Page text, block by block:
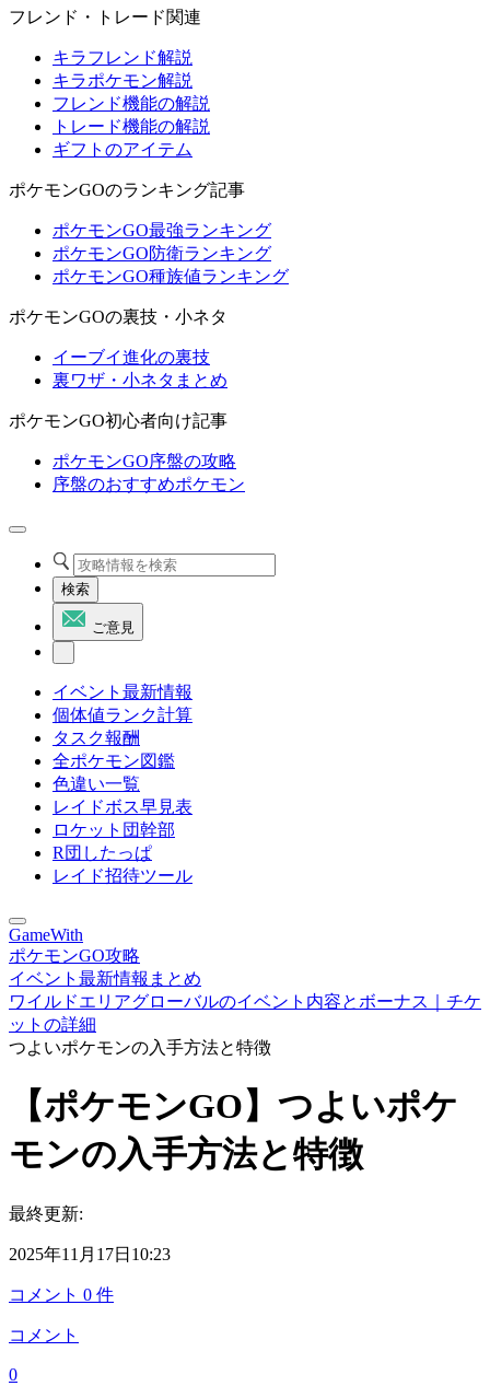
フレンド・トレード関連
キラフレンド解説
キラポケモン解説
フレンド機能の解説
トレード機能の解説
ギフトのアイテム
ポケモンGOのランキング記事
ポケモンGO最強ランキング
ポケモンGO防衛ランキング
ポケモンGO種族値ランキング
ポケモンGOの裏技・小ネタ
イーブイ進化の裏技
裏ワザ・小ネタまとめ
ポケモンGO初心者向け記事
ポケモンGO序盤の攻略
序盤のおすすめポケモン
検索
ご意見
イベント最新情報
個体値ランク計算
タスク報酬
全ポケモン図鑑
色違い一覧
レイドボス早見表
ロケット団幹部
R団したっぱ
レイド招待ツール
GameWith
ポケモンGO攻略
イベント最新情報まとめ
ワイルドエリアグローバルのイベント内容とボーナス｜チケ
ットの詳細
つよいポケモンの入手方法と特徴
【ポケモンGO】つよいポケ
モンの入手方法と特徴
最終更新:
2025年11月17日10:23
コメント 0 件
コメント
0